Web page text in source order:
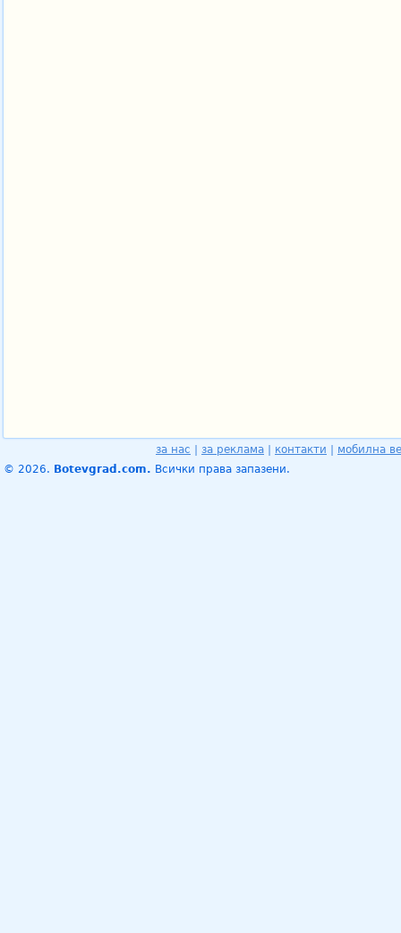
за нас за реклама контакти
мобилна
© 2026. Botevgrad.com. Всички права запазени.